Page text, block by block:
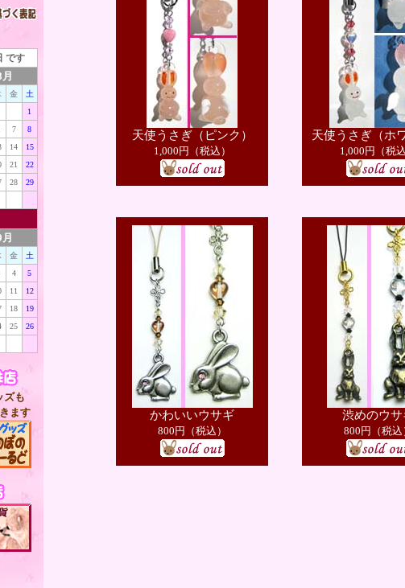
です
金
土
1
7
8
14
15
21
22
28
29
金
土
4
5
11
12
18
19
25
26
ズも
ます
天使うさぎ（ピンク）
1,000円（税込）
天使うさぎ（ホ
1,000円（税
かわいいウサギ
800円（税込）
渋めのウサ
800円（税込